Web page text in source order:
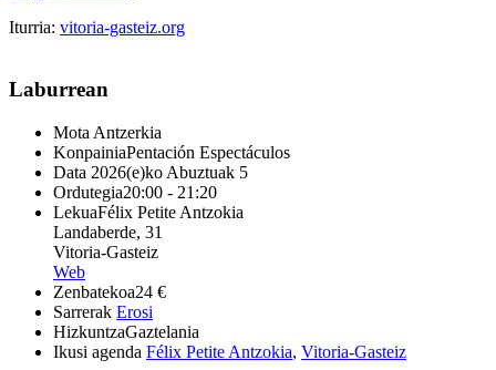
Iturria: vitoria-gasteiz.org
Laburrean
Mota Antzerkia
KonpainiaPentación Espectáculos
Data 2026(e)ko Abuztuak 5
Ordutegia20:00 - 21:20
LekuaFélix Petite Antzokia
Landaberde, 31
Vitoria-Gasteiz
Web
Zenbatekoa24 €
Sarrerak Erosi
HizkuntzaGaztelania
Ikusi agenda Félix Petite Antzokia, Vitoria-Gasteiz